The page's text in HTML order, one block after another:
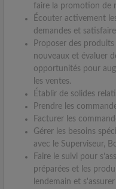
faire la promotion de
Écouter activement
demandes et
Proposer des
nouveaux et évaluer
opportunités pour
les ventes.
Établir de solides
Prendre les
Facturer les
Gérer les besoins
avec le Superviseur,
Faire le suivi pour
préparées et les
lendemain et